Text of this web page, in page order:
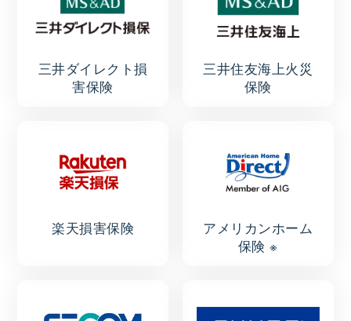
三井ダイレクト損
害保険
三井住友海上火災
保険
楽天損害保険
アメリカンホーム
保険 ※